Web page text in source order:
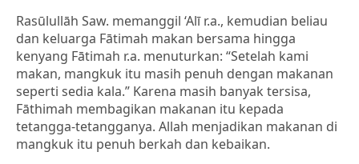
Rasūlullāh Saw. memanggil ‘Alī r.a., kemudian beliau
dan keluarga Fātimah makan bersama hingga
kenyang Fātimah r.a. menuturkan: “Setelah kami
makan, mangkuk itu masih penuh dengan makanan
seperti sedia kala.” Karena masih banyak tersisa,
Fāthimah membagikan makanan itu kepada
tetangga-tetangganya. Allah menjadikan makanan di
mangkuk itu penuh berkah dan kebaikan.